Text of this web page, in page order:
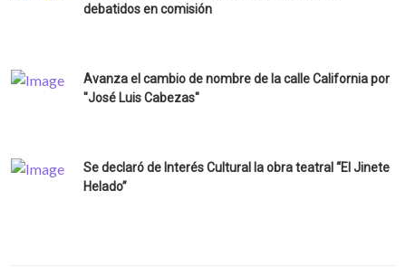
debatidos en comisión
Avanza el cambio de nombre de la calle California por
"José Luis Cabezas"
Se declaró de Interés Cultural la obra teatral “El Jinete
Helado”